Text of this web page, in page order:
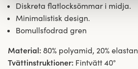
Diskreta flatlocksömmar i midja.
Minimalistisk design.
Bomullsfodrad gren
Material: 80% polyamid, 20% elastan
Tvättinstruktioner: Fintvätt 40°